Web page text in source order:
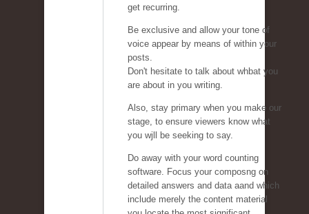
get recurring.
Be exclusive and allow your tone of
voice appear by means of within your
posts.
Don't hesitate to talk about whbat you
are about in you writing.
Also, stay primary when you make our
stage, to ensure viewers know what
you wjll be seeking to say.
Do away with your word counting
software. Focus your composng on
detailed answers and data aand which
include merely the content material